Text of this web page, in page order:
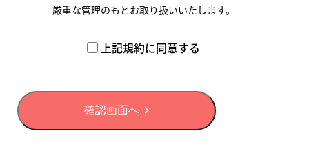
厳重な管理のもとお取り扱いいたします。
上記規約に同意する
確認画面へ